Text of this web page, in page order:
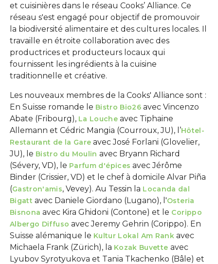
et cuisinières dans le réseau Cooks’ Alliance. Ce
réseau s'est engagé pour objectif de promouvoir
la biodiversité alimentaire et des cultures locales. Il
travaille en étroite collaboration avec des
productrices et producteurs locaux qui
fournissent les ingrédients à la cuisine
traditionnelle et créative.
Les nouveaux membres de la Cooks' Alliance sont :
En Suisse romande le Bistro Bio26 avec Vincenzo
Abate (Fribourg), La Louche avec Tiphaine
Allemann et Cédric Mangia (Courroux, JU), l’Hôtel-
Restaurant de la Gare avec José Forlani (Glovelier,
JU), le Bistro du Moulin avec Bryann Richard
(Sévery, VD), le Parfum d'épices avec Jérôme
Binder (Crissier, VD) et le chef à domicile Alvar Piña
(Gastron'amis, Vevey). Au Tessin la Locanda dal
Bigatt avec Daniele Giordano (Lugano), l'Osteria
Bisnona avec Kira Ghidoni (Contone) et le Corippo
Albergo Diffuso avec Jeremy Gehrin (Corippo). En
Suisse alémanique le Kultur Lokal Am Rank avec
Michaela Frank (Zürich), la Kozak Buvette avec
Lyubov Syrotyukova et Tania Tkachenko (Bâle) et